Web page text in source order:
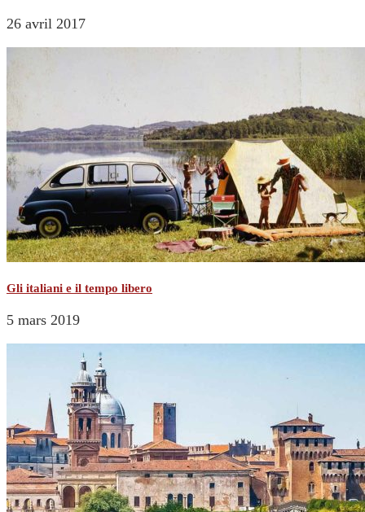
26 avril 2017
Gli italiani e il tempo libero
5 mars 2019